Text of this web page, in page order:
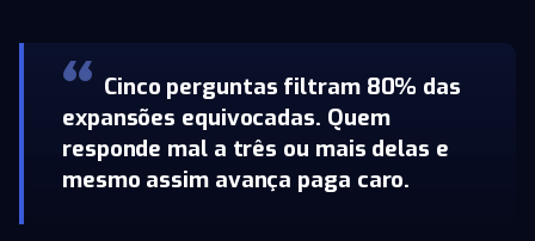
Cinco perguntas filtram 80% das
expansões equivocadas. Quem
responde mal a três ou mais delas e
mesmo assim avança paga caro.